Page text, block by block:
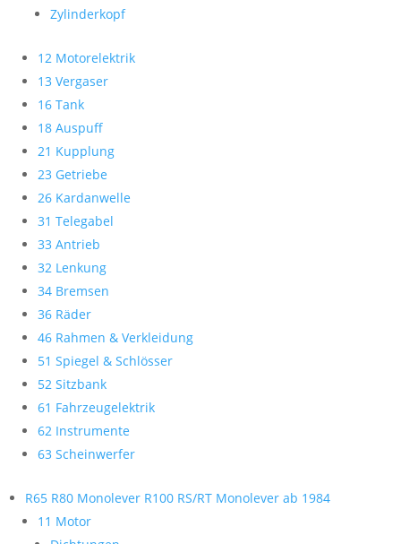
Zylinderkopf
12 Motorelektrik
13 Vergaser
16 Tank
18 Auspuff
21 Kupplung
23 Getriebe
26 Kardanwelle
31 Telegabel
33 Antrieb
32 Lenkung
34 Bremsen
36 Räder
46 Rahmen & Verkleidung
51 Spiegel & Schlösser
52 Sitzbank
61 Fahrzeugelektrik
62 Instrumente
63 Scheinwerfer
R65 R80 Monolever R100 RS/RT Monolever ab 1984
11 Motor